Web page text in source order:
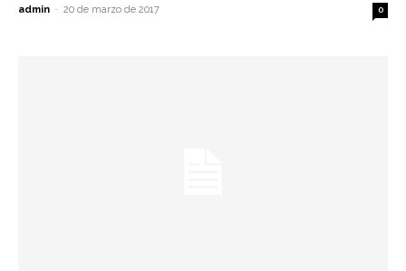
admin - 20 de marzo de 2017 0